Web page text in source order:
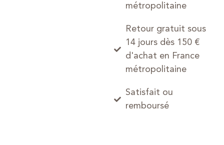
métropolitaine
Retour gratuit sous
14 jours dès 150 €
d'achat en France
métropolitaine
Satisfait ou
remboursé